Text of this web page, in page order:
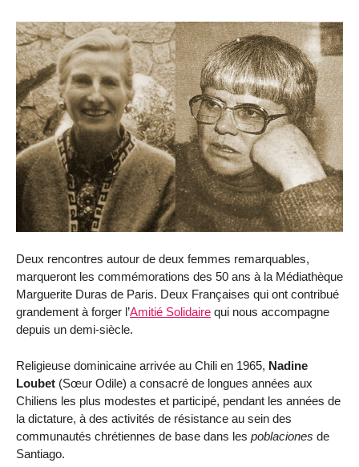
Deux rencontres autour de deux femmes remarquables,
marqueront les commémorations des 50 ans à la Médiathèque
Marguerite Duras de Paris. Deux Françaises qui ont contribué
grandement à forger l’Amitié Solidaire qui nous accompagne
depuis un demi-siècle.
Religieuse dominicaine arrivée au Chili en 1965, Nadine
Loubet (Sœur Odile) a consacré de longues années aux
Chiliens les plus modestes et participé, pendant les années de
la dictature, à des activités de résistance au sein des
communautés chrétiennes de base dans les poblaciones de
Santiago.